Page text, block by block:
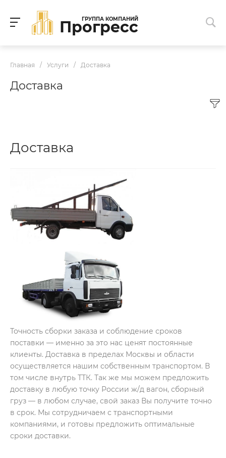
ГРУППА КОМПАНИЙ
Прогресс
Главная / Услуги / Доставка
Доставка
Доставка
Точность сборки заказа и соблюдение сроков
поставки — именно за это нас ценят постоянные
клиенты. Доставка в пределах Москвы и области
осуществляется нашим собственным транспортом. В
том числе внутрь ТТК. Так же мы можем предложить
доставку в любую точку России ж/д вагон, сборный
груз — в любом случае, свой заказ Вы получите точно
в срок. Мы сотрудничаем с транспортными
компаниями, и готовы предложить оптимальные
сроки доставки.